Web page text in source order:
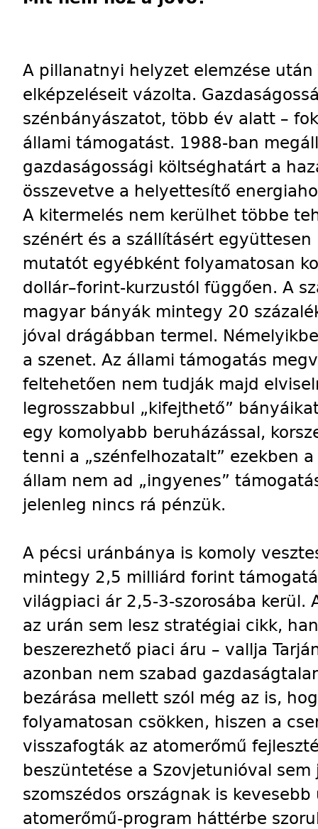
A pillanatnyi helyzet elemzése után
elképzeléseit vázolta.
szénbányászatot, több év alatt –
állami támogatást. 1988-ban
gazdaságossági költséghatárt a
összevetve a helyettesítő
A kitermelés nem kerülhet többe
szénért és a szállításért
mutatót egyébként folyamatosan
dollár–forint-kurzustól függően. A
magyar bányák mintegy 20
jóval drágábban termel.
a szenet. Az állami támogatás
feltehetően nem tudják majd
legrosszabbul „kifejthető”
egy komolyabb beruházással,
tenni a „szénfelhozatalt” ezekben
állam nem ad „ingyenes”
jelenleg nincs rá pénzük.
A pécsi uránbánya is komoly
mintegy 2,5 milliárd forint
világpiaci ár 2,5-3-szorosába kerül.
az urán sem lesz stratégiai cikk,
beszerezhető piaci áru – vallja
azonban nem szabad
bezárása mellett szól még az is,
folyamatosan csökken, hiszen a
visszafogták az atomerőmű
beszüntetése a Szovjetunióval
szomszédos országnak is
atomerőmű-program háttérbe